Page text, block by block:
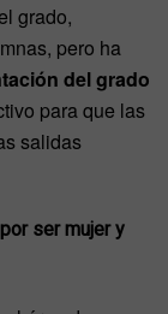
grado,
pero ha
del grado
para que las
salidas
ser mujer y